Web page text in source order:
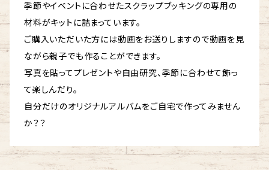
季節やイベントに合わせたスクラップブッキングの専用の
材料がキットに詰まっています。
ご購入いただいた方には動画をお送りしますので動画を見
ながら親子でも作ることができます。
写真を貼ってプレゼントや自由研究、季節に合わせて飾っ
て楽しんだり。
自分だけのオリジナルアルバムをご自宅で作ってみません
か？？